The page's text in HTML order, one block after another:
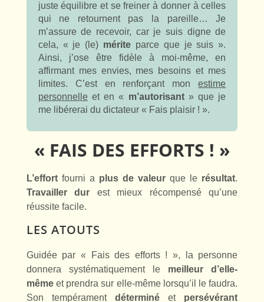
juste équilibre et se freiner à donner à celles
qui ne retournent pas la pareille… Je
m’assure de recevoir, car je suis digne de
cela, « je (le) mérite parce que je suis ».
Ainsi, j’ose être fidèle à moi-même, en
affirmant mes envies, mes besoins et mes
limites. C’est en renforçant monestime
personnelleet en « m’autorisant» que je
me libérerai du dictateur « Fais plaisir ! ».
« FAIS DES EFFORTS ! »
L’effort fourni a plus de valeur que le résultat.
Travailler dur est mieux récompensé qu’une
réussite facile.
LES ATOUTS
Guidée par « Fais des efforts ! », la personne
donnera systématiquement le meilleur d’elle-
mêmeet prendra sur elle-même lorsqu’il le faudra.
Son tempérament déterminé et persévérant